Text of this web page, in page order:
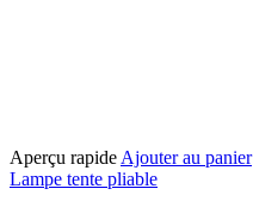
Aperçu rapideAjouter au panier
Lampe tente pliable